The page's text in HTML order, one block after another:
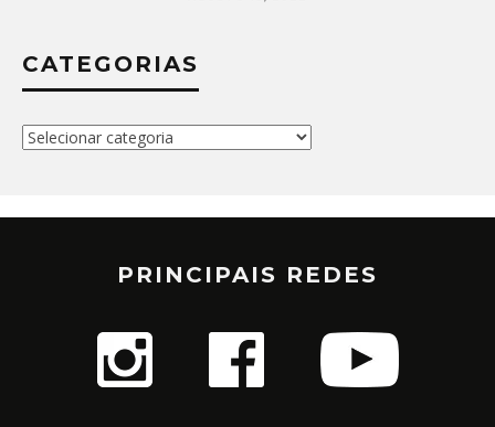
CATEGORIAS
Categorias
PRINCIPAIS REDES